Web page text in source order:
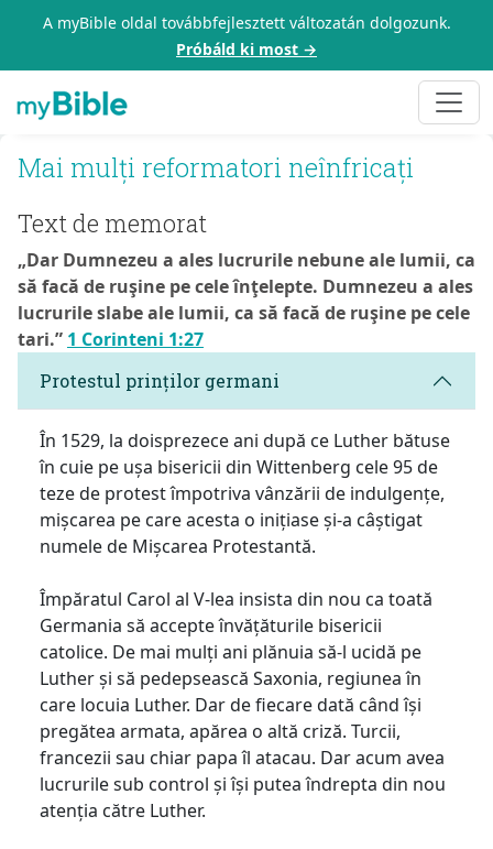
A myBible oldal továbbfejlesztett változatán dolgozunk.
Próbáld ki most →
Mai mulți reformatori neînfricați
Text de memorat
„Dar Dumnezeu a ales lucrurile nebune ale lumii, ca
să facă de ruşine pe cele înţelepte. Dumnezeu a ales
lucrurile slabe ale lumii, ca să facă de ruşine pe cele
tari.” 1 Corinteni 1:27
Protestul prinților germani
În 1529, la doisprezece ani după ce Luther bătuse
în cuie pe ușa bisericii din Wittenberg cele 95 de
teze de protest împotriva vânzării de indulgențe,
mișcarea pe care acesta o inițiase și-a câștigat
numele de Mișcarea Protestantă.
Împăratul Carol al V-lea insista din nou ca toată
Germania să accepte învățăturile bisericii
catolice. De mai mulți ani plănuia să-l ucidă pe
Luther și să pedepsească Saxonia, regiunea în
care locuia Luther. Dar de fiecare dată când își
pregătea armata, apărea o altă criză. Turcii,
francezii sau chiar papa îl atacau. Dar acum avea
lucrurile sub control și își putea îndrepta din nou
atenția către Luther.